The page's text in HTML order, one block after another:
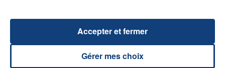
Gérer mes choix
Accepter et fermer